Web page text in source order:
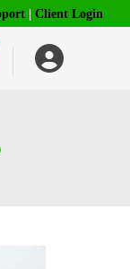
Client Login